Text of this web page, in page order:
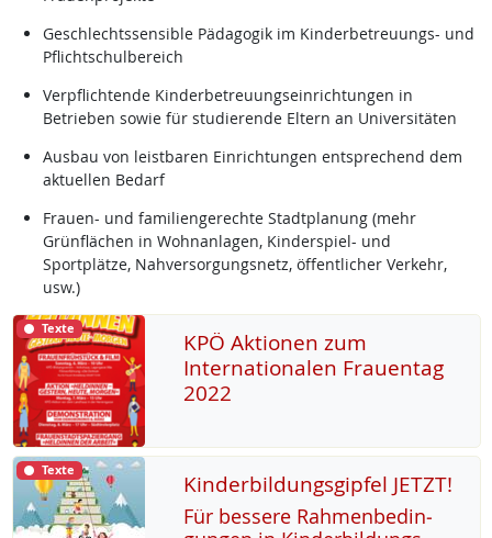
Geschlechtssensible Pädagogik im Kinderbetreuungs- und
Pflichtschulbereich
Verpflichtende Kinderbetreuungseinrichtungen in
Betrieben sowie für studierende Eltern an Universitäten
Ausbau von leistbaren Einrichtungen entsprechend dem
aktuellen Bedarf
Frauen- und familiengerechte Stadtplanung (mehr
Grünflächen in Wohnanlagen, Kinderspiel- und
Sportplätze, Nahversorgungsnetz, öffentlicher Verkehr,
usw.)
Texte
KPÖ Aktionen zum
Internationalen Frauentag
2022
Texte Kinderbildungsgipfel JETZT!
Für bes­se­re Rah­men­be­din­